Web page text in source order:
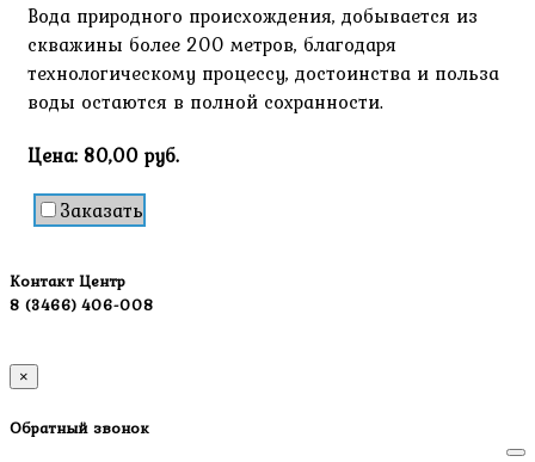
Вода природного происхождения, добывается из
скважины более 200 метров, благодаря
технологическому процессу, достоинства и польза
воды остаются в полной сохранности.
Цена: 80,00 руб.
Заказать
Контакт Центр
8 (3466) 406-008
×
Обратный звонок